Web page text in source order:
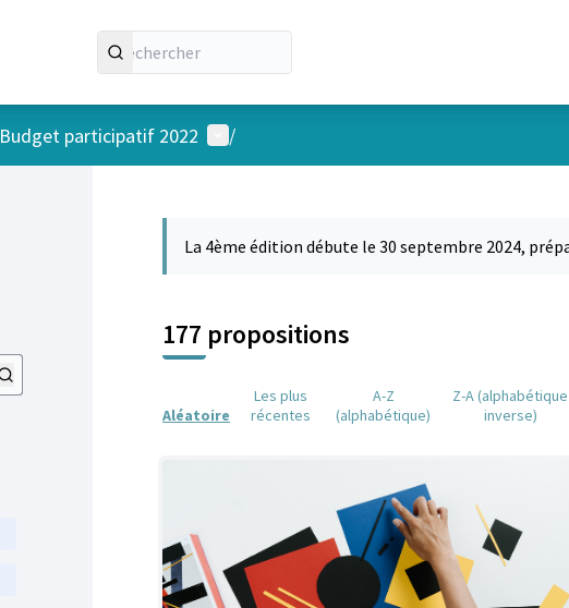
Budget participatif 2022 Menu utilisateur
/
La 4ème édition débute le 30 septembre 2024,
177 propositions
Aléatoire
Les plus
récentes
A-Z
(alphabétique)
Z-A (alphabétique
inverse)